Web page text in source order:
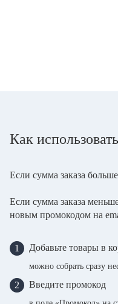
Как
Если сумма заказа
Если сумма заказа
новым промокодом на
1 Добавьте товары в
можно собрать сразу
2 Введите промокод